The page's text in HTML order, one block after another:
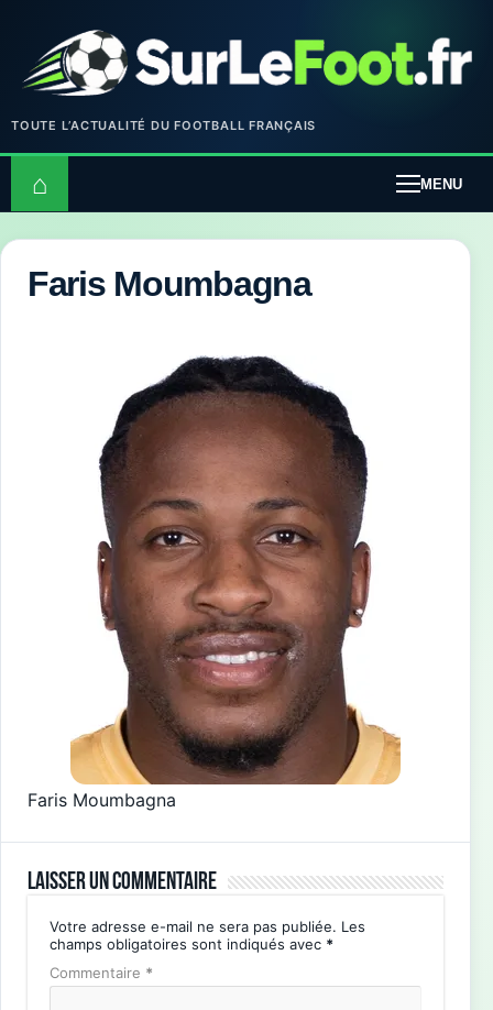
TOUTE L’ACTUALITÉ DU FOOTBALL FRANÇAIS
⌂ MENU
Faris Moumbagna
Faris Moumbagna
Laisser un commentaire
Votre adresse e-mail ne sera pas publiée. Les
champs obligatoires sont indiqués avec *
Commentaire *